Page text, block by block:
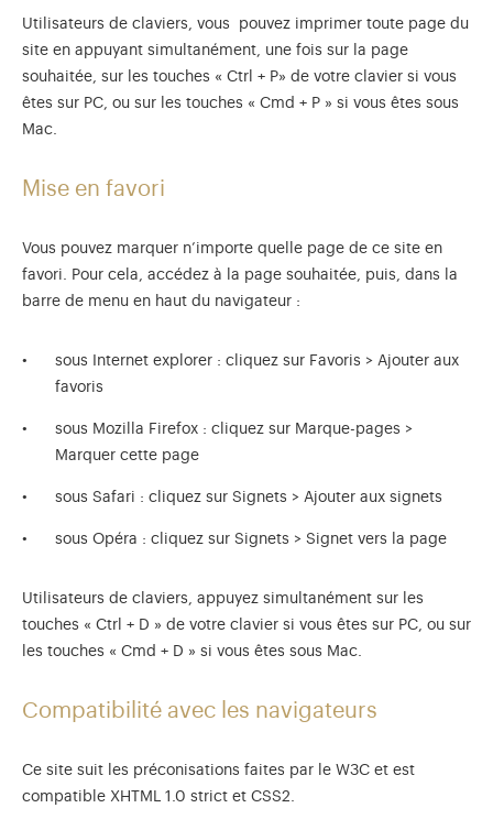
Utilisateurs de claviers, vous pouvez imprimer toute page du
site en appuyant simultanément, une fois sur la page
souhaitée, sur les touches « Ctrl + P» de votre clavier si vous
êtes sur PC, ou sur les touches « Cmd + P » si vous êtes sous
Mac.
Mise en favori
Vous pouvez marquer n’importe quelle page de ce site en
favori. Pour cela, accédez à la page souhaitée, puis, dans la
barre de menu en haut du navigateur :
sous Internet explorer : cliquez sur Favoris > Ajouter aux
favoris
sous Mozilla Firefox : cliquez sur Marque-pages >
Marquer cette page
sous Safari : cliquez sur Signets > Ajouter aux signets
sous Opéra : cliquez sur Signets > Signet vers la page
Utilisateurs de claviers, appuyez simultanément sur les
touches « Ctrl + D » de votre clavier si vous êtes sur PC, ou sur
les touches « Cmd + D » si vous êtes sous Mac.
Compatibilité avec les navigateurs
Ce site suit les préconisations faites par le W3C et est
compatible XHTML 1.0 strict et CSS2.